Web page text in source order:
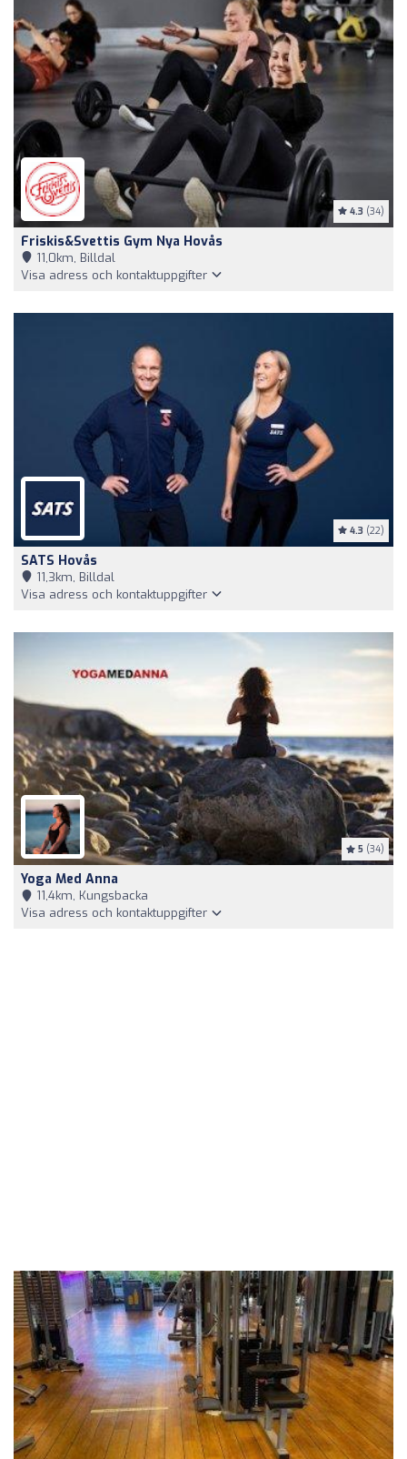
4.3 (34)
Friskis&Svettis Gym Nya Hovås
11,0km, Billdal
Visa adress och kontaktuppgifter
4.3 (22)
SATS Hovås
11,3km, Billdal
Visa adress och kontaktuppgifter
5 (34)
Yoga Med Anna
11,4km, Kungsbacka
Visa adress och kontaktuppgifter